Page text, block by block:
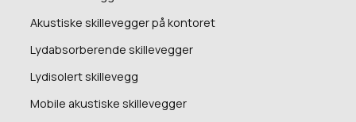
Akustiske skillevegger på kontoret
Lydabsorberende skillevegger
Lydisolert skillevegg
Mobile akustiske skillevegger